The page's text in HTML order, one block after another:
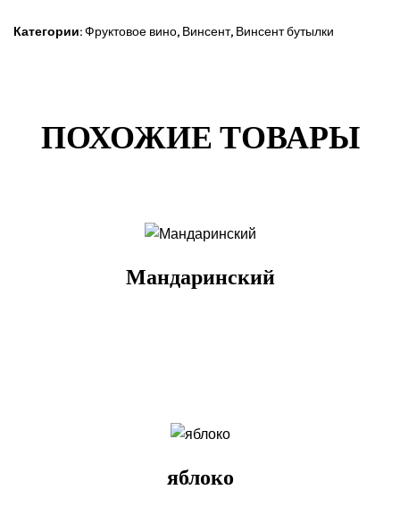
Категории:Фруктовое вино,Винсент,Винсент бутылки
ПОХОЖИЕ ТОВАРЫ
Мандаринский
яблоко